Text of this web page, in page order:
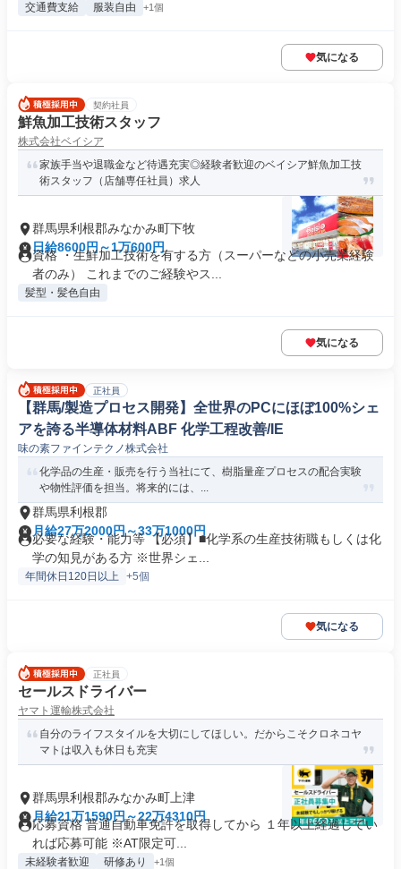
交通費支給 服装自由 +1個
気になる
契約社員
鮮魚加工技術スタッフ
株式会社ベイシア
家族手当や退職金など待遇充実◎経験者歓迎のベイシア鮮魚加工技
術スタッフ（店舗専任社員）求人
群馬県利根郡みなかみ町下牧
日給8600円～1万600円
資格 ・生鮮加工技術を有する方（スーパーなどの小売業経験
者のみ） これまでのご経験やス...
髪型・髪色自由
気になる
正社員
【群馬/製造プロセス開発】全世界のPCにほぼ100%シェ
アを誇る半導体材料ABF 化学工程改善/IE
味の素ファインテクノ株式会社
化学品の生産・販売を行う当社にて、樹脂量産プロセスの配合実験
や物性評価を担当。将来的には、...
群馬県利根郡
月給27万2000円～33万1000円
必要な経験・能力等 【必須】■化学系の生産技術職もしくは化
学の知見がある方 ※世界シェ...
年間休日120日以上 +5個
気になる
正社員
セールスドライバー
ヤマト運輸株式会社
自分のライフスタイルを大切にしてほしい。だからこそクロネコヤ
マトは収入も休日も充実
群馬県利根郡みなかみ町上津
月給21万1590円～22万4310円
応募資格 普通自動車免許を取得してから １年以上経過してい
れば応募可能 ※AT限定可...
未経験者歓迎 研修あり +1個